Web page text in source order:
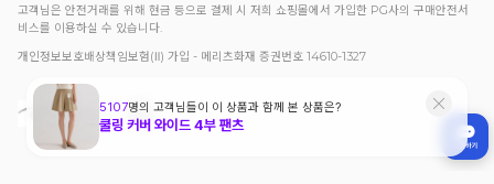
고객님은 안전거래를 위해 현금 등으로 결제 시 저희 쇼핑몰에서 가입한 PG사의 구매안전서
비스를 이용하실 수 있습니다.
개인정보보호배상책임보험(Ⅱ) 가입 - 메리츠화재 증권번호 14610-1327